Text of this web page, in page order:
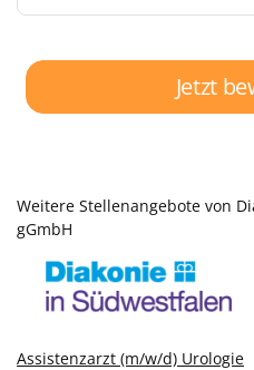
Jetzt
Weitere Stellenangebote von
gGmbH
Assistenzarzt (m/w/d) Urologie